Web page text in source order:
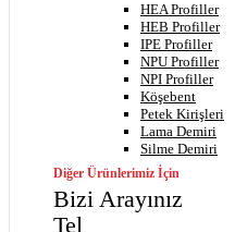
HEA Profiller
HEB Profiller
IPE Profiller
NPU Profiller
NPI Profiller
Köşebent
Petek Kirişleri
Lama Demiri
Silme Demiri
Diğer Ürünlerimiz İçin
Bizi Arayınız
Tel